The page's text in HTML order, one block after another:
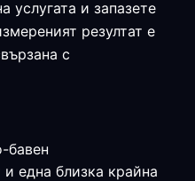
услугата и запазете
резултат е
с
бавен
една близка крайна